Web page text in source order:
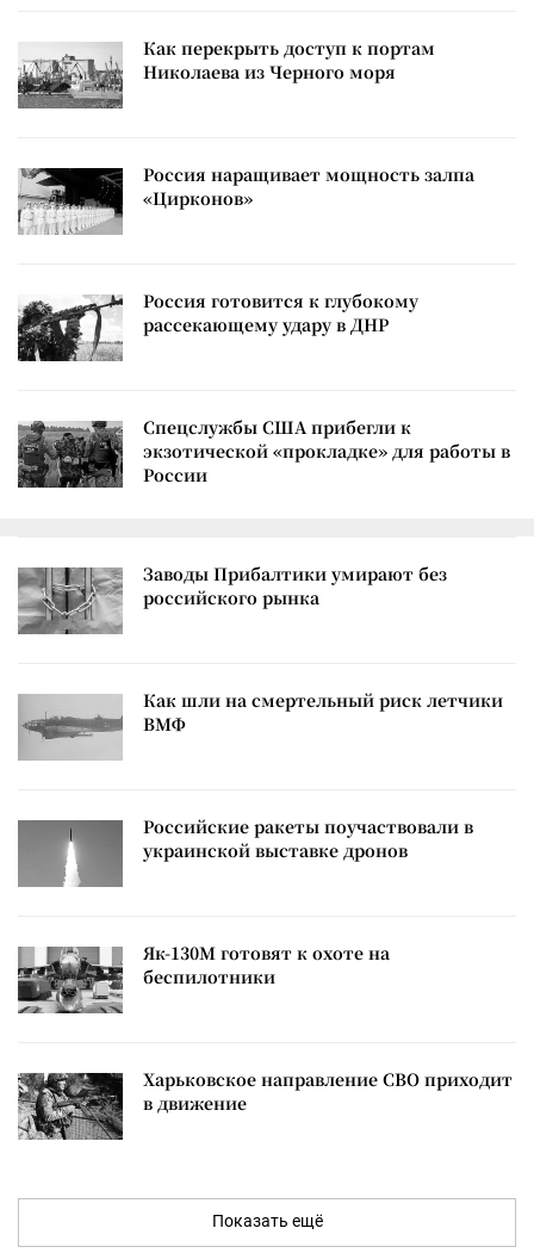
Как перекрыть доступ к портам
Николаева из Черного моря
Россия наращивает мощность залпа
«Цирконов»
Россия готовится к глубокому
рассекающему удару в ДНР
Спецслужбы США прибегли к
экзотической «прокладке» для работы в
России
Заводы Прибалтики умирают без
российского рынка
Как шли на смертельный риск летчики
ВМФ
Российские ракеты поучаствовали в
украинской выставке дронов
Як-130М готовят к охоте на
беспилотники
Харьковское направление СВО приходит
в движение
Показать ещё